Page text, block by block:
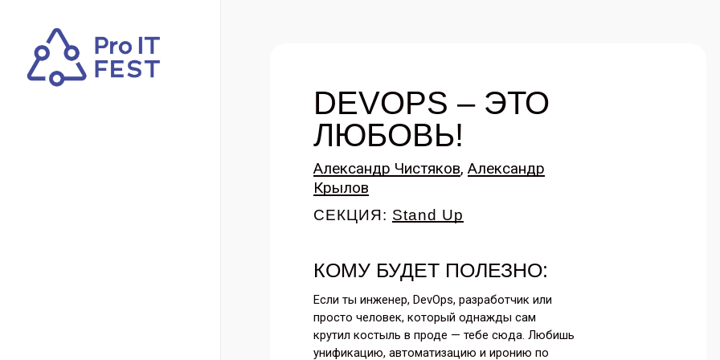
DEVOPS – ЭТО
ЛЮБОВЬ!
Александр Чистяков, Александр
Крылов
СЕКЦИЯ: Stand Up
КОМУ БУДЕТ ПОЛЕЗНО:
Если ты инженер, DevOps, разработчик или
просто человек, который однажды сам
крутил костыль в проде — тебе сюда. Любишь
унификацию, автоматизацию и иронию по